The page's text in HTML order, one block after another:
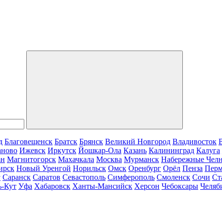
Благовещенск Братск Брянск Великий Новгород Владивосток
Ижевск Иркутск Йошкар-Ола Казань Калининград Калуга
Магнитогорск Махачкала Москва Мурманск Набережные
Новый Уренгой Норильск Омск Оренбург Орёл Пенза
Саранск Саратов Севастополь Симферополь Смоленск Сочи
Кут Уфа Хабаровск Ханты-Мансийск Херсон Чебоксары